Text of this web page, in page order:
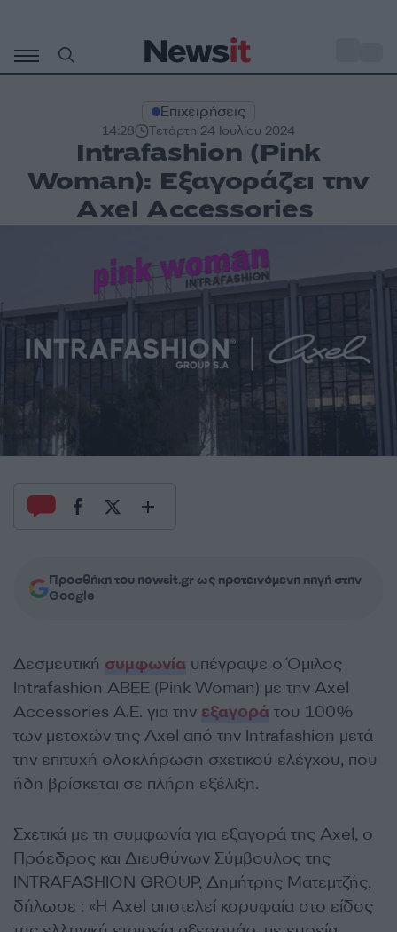
περιεχόμενο
Επιχειρήσεις
14:28 Τετάρτη 24 Ιουλίου 2024
Intrafashion (Pink
Woman): Εξαγοράζει την
Axel Accessories
Προσθήκη του newsit.gr ως προτεινόμενη πηγή στην
Google
Δεσμευτική συμφωνία υπέγραψε ο Όμιλος
Intrafashion ABEE (Pink Woman) με την Axel
Accessories A.E. για την εξαγορά του 100%
των μετοχών της Axel από την Intrafashion μετά
την επιτυχή ολοκλήρωση σχετικού ελέγχου, που
ήδη βρίσκεται σε πλήρη εξέλιξη.
Σχετικά με τη συμφωνία για εξαγορά της Axel, ο
Πρόεδρος και Διευθύνων Σύμβουλος της
INTRAFASHION GROUP, Δημήτρης Ματεμτζής,
δήλωσε : «Η Axel αποτελεί κορυφαία στο είδος